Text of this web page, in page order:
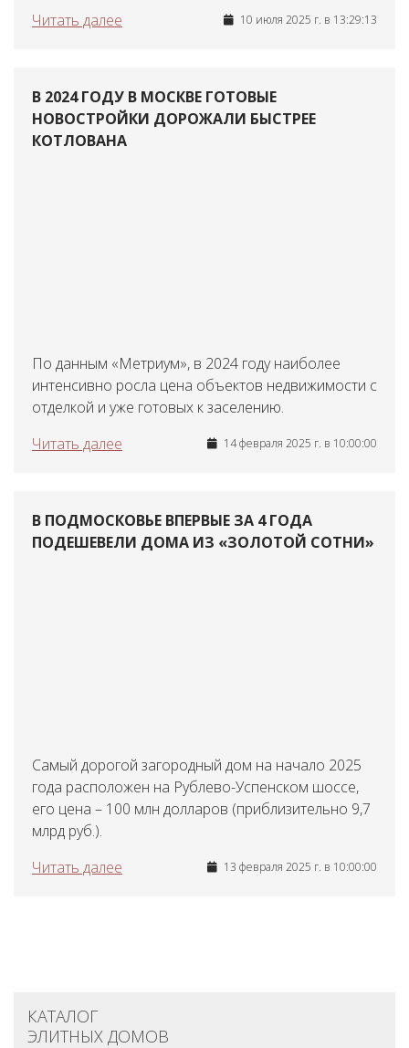
Читать далее 10 июля 2025 г. в 13:29:13
В 2024 ГОДУ В МОСКВЕ ГОТОВЫЕ
НОВОСТРОЙКИ ДОРОЖАЛИ БЫСТРЕЕ
КОТЛОВАНА
По данным «Метриум», в 2024 году наиболее
интенсивно росла цена объектов недвижимости с
отделкой и уже готовых к заселению.
Читать далее
14 февраля 2025 г. в 10:00:00
В ПОДМОСКОВЬЕ ВПЕРВЫЕ ЗА 4 ГОДА
ПОДЕШЕВЕЛИ ДОМА ИЗ «ЗОЛОТОЙ СОТНИ»
Самый дорогой загородный дом на начало 2025
года расположен на Рублево-Успенском шоссе,
его цена – 100 млн долларов (приблизительно 9,7
млрд руб.).
Читать далее
13 февраля 2025 г. в 10:00:00
КАТАЛОГ
ЭЛИТНЫХ ДОМОВ